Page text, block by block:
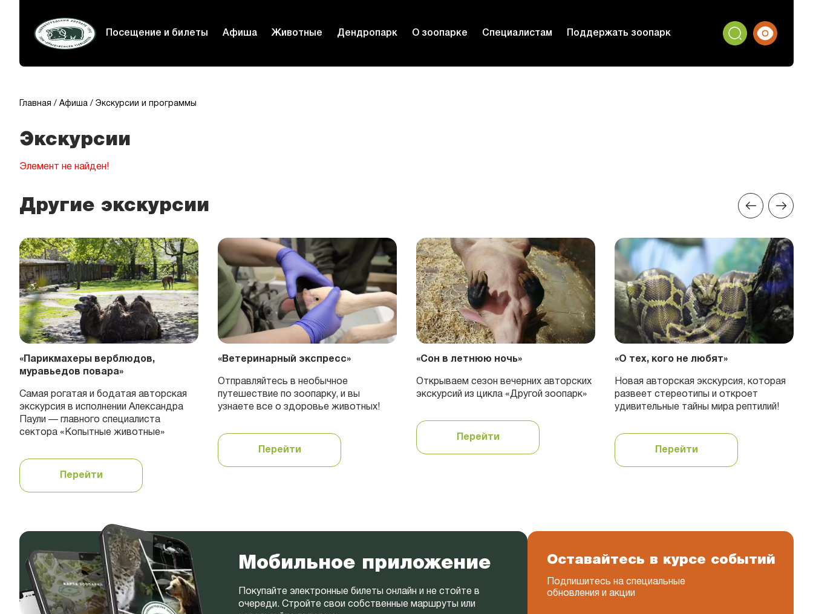
Посещение и билеты Афиша Животные Дендропарк О зоопарке Специалистам Поддержать зоопарк
Главная Афиша Экскурсии и программы
Экскурсии
Элемент не найден!
Другие экскурсии
«Парикмахеры верблюдов,
муравьедов повара»
Самая рогатая и бодатая авторская
экскурсия в исполнении Александра
Паули — главного специалиста
сектора «Копытные животные»
Перейти
«Ветеринарный экспресс»
Отправляйтесь в необычное
путешествие по зоопарку, и вы
узнаете все о здоровье животных!
Перейти
«Сон в летнюю ночь»
Открываем сезон вечерних авторских
экскурсий из цикла «Другой зоопарк»
Перейти
«О тех, кого не любят»
Новая авторская экскурсия, которая
развеет стереотипы и откроет
удивительные тайны мира рептилий!
Перейти
Мобильное приложение
Покупайте электронные билеты онлайн и не стойте в
очереди. Стройте свои собственные маршруты или
Оставайтесь в курсе событий
Подпишитесь на специальные
обновления и акции